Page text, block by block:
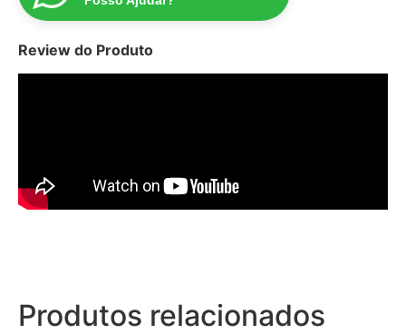
Review do Produto
Produtos relacionados